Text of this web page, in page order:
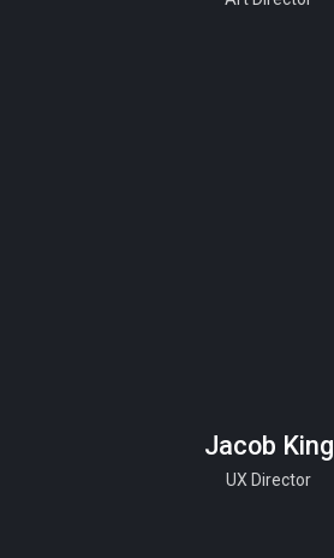
Jacob King
UX Director